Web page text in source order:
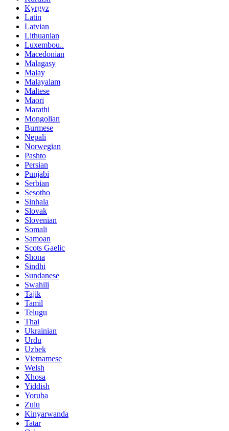
Kyrgyz
Latin
Latvian
Lithuanian
Luxembou..
Macedonian
Malagasy
Malay
Malayalam
Maltese
Maori
Marathi
Mongolian
Burmese
Nepali
Norwegian
Pashto
Persian
Punjabi
Serbian
Sesotho
Sinhala
Slovak
Slovenian
Somali
Samoan
Scots Gaelic
Shona
Sindhi
Sundanese
Swahili
Tajik
Tamil
Telugu
Thai
Ukrainian
Urdu
Uzbek
Vietnamese
Welsh
Xhosa
Yiddish
Yoruba
Zulu
Kinyarwanda
Tatar